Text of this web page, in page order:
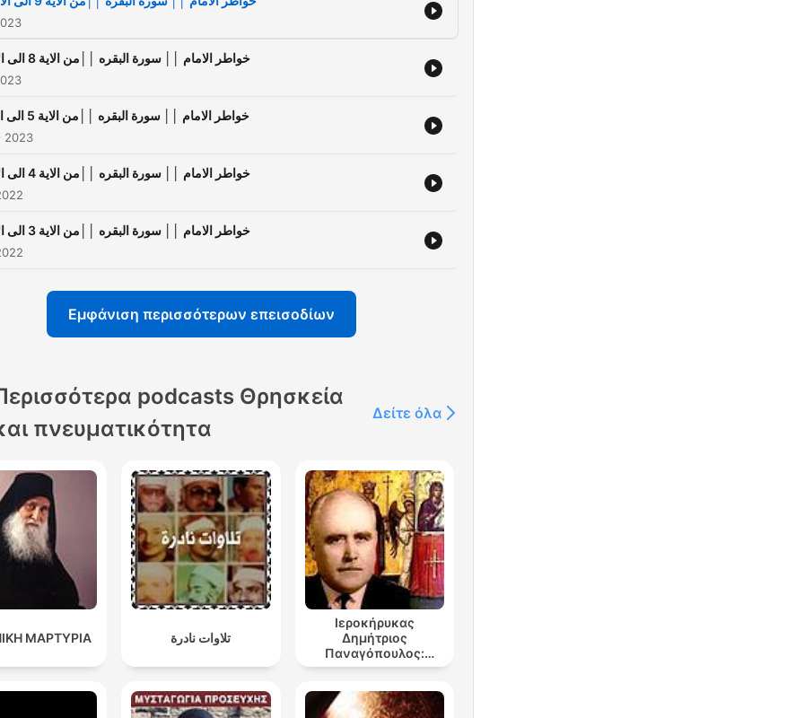
خواطر الامام ││ سورة البقره ││من الاية 8 الى الاية 9
خواطر الامام ││ سورة البقره ││من الاية 5 الى الاية 7
2023
خواطر الامام ││ سورة البقره ││من الاية 4 الى الاية 5
خواطر الامام ││ سورة البقره ││من الاية 3 الى الاية 4
Εμφάνιση περισσότερων επεισοδίων
podcasts Θρησκεία
πνευματικότητα
Δείτε όλα
ΜΑΡΤΥΡΙΑ تلاوات نادرة
Ιεροκήρυκας
Δημήτριος
Παναγόπουλος:
Ομιλίες 1-199